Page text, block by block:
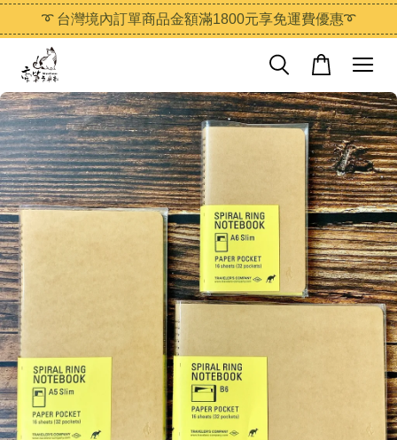
➰ 台灣境內訂單商品金額滿1800元享免運費優惠➰